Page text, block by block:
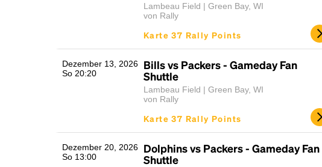
Lambeau Field | Green Bay, WI
von Rally
Karte 37 Rally Points
Dezember 13, 2026
So 20:20
Bills vs Packers - Gameday Fan
Shuttle
Lambeau Field | Green Bay, WI
von Rally
Karte 37 Rally Points
Dezember 20, 2026
So 13:00
Dolphins vs Packers - Gameday Fan
Shuttle